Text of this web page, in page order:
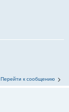
Перейти к сообщению